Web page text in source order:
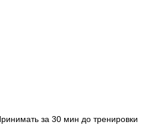
за 30 мин до тренировки